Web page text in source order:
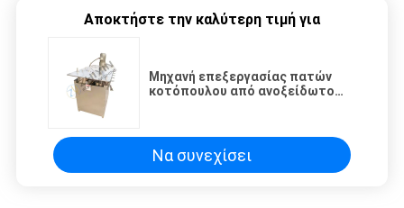
Αποκτήστε την καλύτερη τιμή για
Μηχανή επεξεργασίας πατών
κοτόπουλου από ανοξείδωτο
Να συνεχίσει